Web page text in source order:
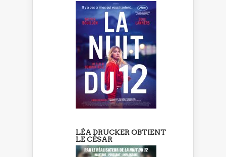
LÉA DRUCKER OBTIENT
LE CÉSAR